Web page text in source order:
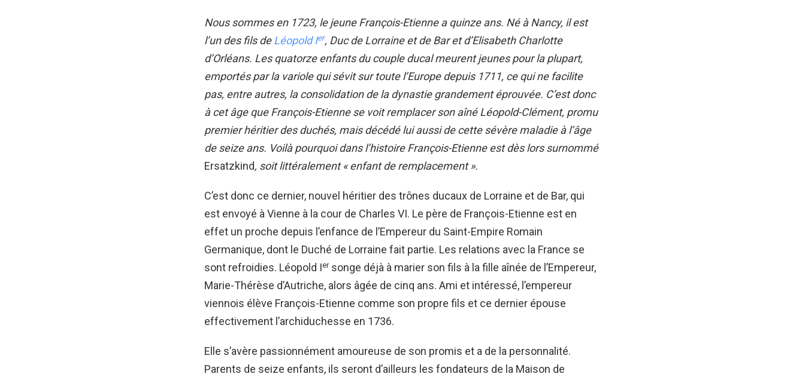
Nous sommes en 1723, le jeune François-Etienne a quinze ans. Né à Nancy, il est
l’un des fils deLéopold Ier, Duc de Lorraine et de Bar et d’Elisabeth Charlotte
d’Orléans. Les quatorze enfants du couple ducal meurent jeunes pour la plupart,
emportés par la variole qui sévit sur toute l’Europe depuis 1711, ce qui ne facilite
pas, entre autres, la consolidation de la dynastie grandement éprouvée. C’est donc
à cet âge que François-Etienne se voit remplacer son aîné Léopold-Clément, promu
premier héritier des duchés, mais décédé lui aussi de cette sévère maladie à l’âge
de seize ans. Voilà pourquoi dans l’histoire François-Etienne est dès lors surnommé
Ersatzkind, soit littéralement « enfant de remplacement ».
C’est donc ce dernier, nouvel héritier des trônes ducaux de Lorraine et de Bar, qui
est envoyé à Vienne à la cour de Charles VI. Le père de François-Etienne est en
effet un proche depuis l’enfance de l’Empereur du Saint-Empire Romain
Germanique, dont le Duché de Lorraine fait partie. Les relations avec la France se
sont refroidies. Léopold Iersonge déjà à marier son fils à la fille aînée de l’Empereur,
Marie-Thérèse d’Autriche, alors âgée de cinq ans. Ami et intéressé, l’empereur
viennois élève François-Etienne comme son propre fils et ce dernier épouse
effectivement l’archiduchesse en 1736.
Elle s’avère passionnément amoureuse de son promis et a de la personnalité.
Parents de seize enfants, ils seront d’ailleurs les fondateurs de la Maison de